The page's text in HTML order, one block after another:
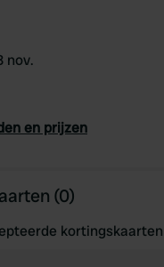
nov.
en prijzen
(0)
kortingskaarten